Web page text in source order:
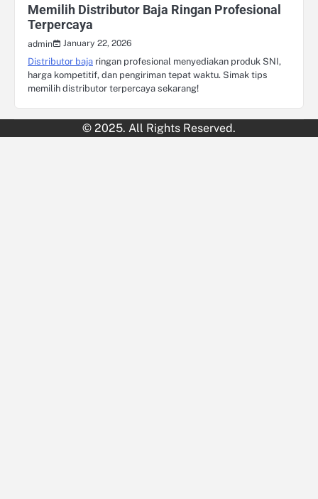
Memilih Distributor Baja Ringan Profesional
Terpercaya
admin
January 22, 2026
Distributor baja ringan profesional menyediakan produk SNI,
harga kompetitif, dan pengiriman tepat waktu. Simak tips
memilih distributor terpercaya sekarang!
© 2025. All Rights Reserved.